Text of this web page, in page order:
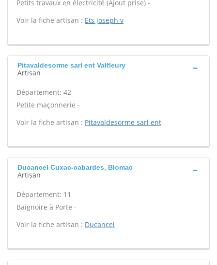
Petits travaux en électricité (Ajout prise) -
Voir la fiche artisan : Ets joseph v
Pitavaldesorme sarl ent Valfleury
Artisan
Département: 42
Petite maçonnerie -
Voir la fiche artisan : Pitavaldesorme sarl ent
Ducancel Cuxac-cabardes, Blomac
Artisan
Département: 11
Baignoire à Porte -
Voir la fiche artisan : Ducancel